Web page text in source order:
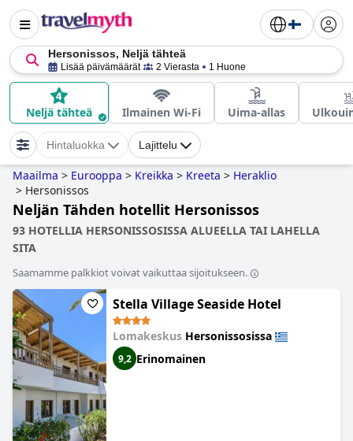
Hersonissos, Neljä tähteä
Lisää päivämäärät 2 Vierasta 1 Huone
Neljä tähteä Ilmainen Wi-Fi Uima-allas
Hintaluokka Lajittelu
Maailma > Eurooppa > Kreikka > Kreeta > Heraklio
> Hersonissos
Neljän Tähden hotellit Hersonissos
93 HOTELLIA HERSONISSOSISSA ALUEELLA TAI LAHELLA
SITA
Saamamme palkkiot voivat vaikuttaa sijoitukseen.
Stella Village Seaside Hotel
Lomakeskus Hersonissosissa
9,2 Erinomainen